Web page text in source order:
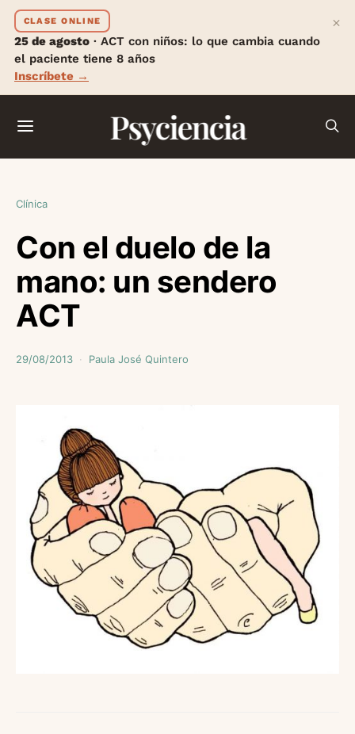
CLASE ONLINE
25 de agosto · ACT con niños: lo que cambia cuando
el paciente tiene 8 años
Inscríbete →
×
Psyciencia
Clínica
Con el duelo de la
mano: un sendero
ACT
29/08/2013 Paula José Quintero